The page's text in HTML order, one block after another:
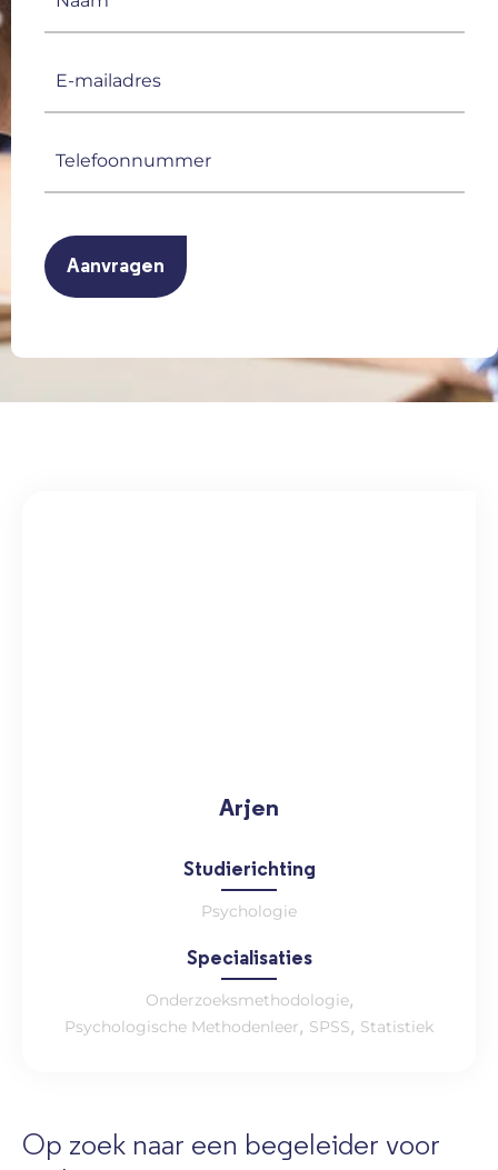
Arjen
Studierichting
Psychologie
Specialisaties
Onderzoeksmethodologie,
Psychologische Methodenleer, SPSS, Statistiek
Op zoek naar een begeleider voor